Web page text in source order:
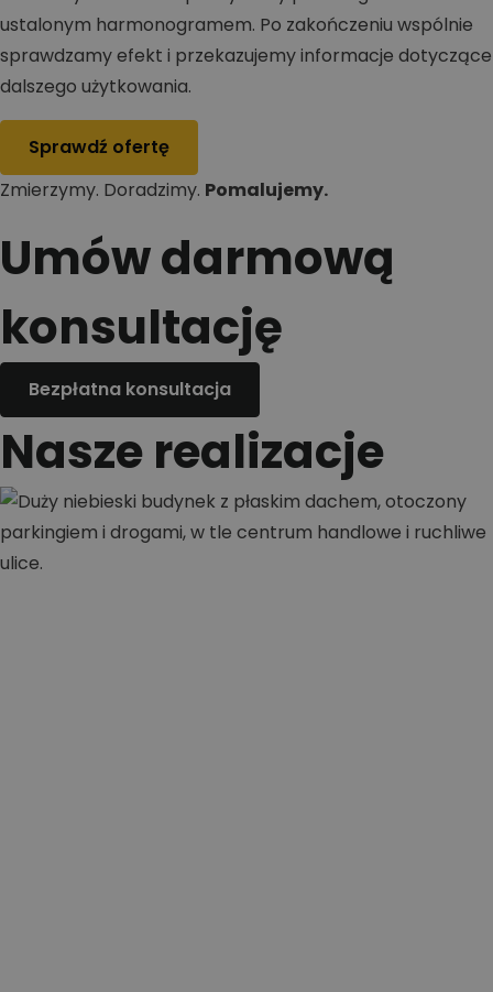
ustalonym harmonogramem. Po zakończeniu wspólnie
sprawdzamy efekt i przekazujemy informacje dotyczące
dalszego użytkowania.
Sprawdź ofertę
Zmierzymy. Doradzimy. Pomalujemy.
Umów darmową
konsultację
Bezpłatna konsultacja
Nasze realizacje